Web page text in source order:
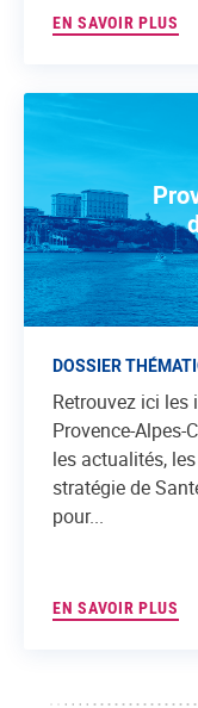
EN SAVOIR PLUS
DOSSIER
Retrouvez ici
Provence-Alpes-
les actualités,
stratégie de
pour...
EN SAVOIR PLUS